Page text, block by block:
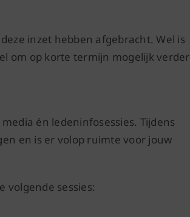
inzet hebben afgebracht. Wel is
om op korte termijn mogelijk verder
én ledeninfosessies. Tijdens
en is er volop ruimte voor jouw
volgende sessies: